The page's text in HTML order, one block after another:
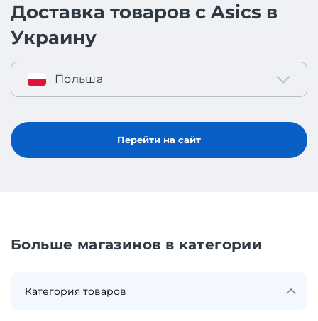
Доставка товаров с Asics в
Украину
Польша
Перейти на сайт
Больше магазинов в категории